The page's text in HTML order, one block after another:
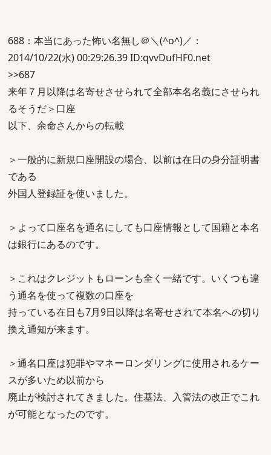
688：本当にあった怖い名無し＠＼(^o^)／：
2014/10/22(水) 00:29:26.39 ID:qvvDufHF0.net
>>687
来年７月以降は名寄せさせられて全部本名名義にさせられ
るそうだ＞口座
以下、余命さんからの転載
＞一般的に新規口座開設の場合、以前は在日の身分証明書
である
外国人登録証を使いました。
＞よって口座名を通名にしても口座情報として国籍と本名
は銀行にあるのです。
＞これはクレジットもローンも全く一緒です。いくつも違
う通名を使って複数の口座を
持っている在日も7月9日以降は名寄せされて本名への切り
換え通知が来ます。
＞通名口座は犯罪やマネーロンダリングに使用されるケー
スが多いため以前から
廃止が検討されてきました。住基法、入管法の改正でこれ
が可能となったのです。